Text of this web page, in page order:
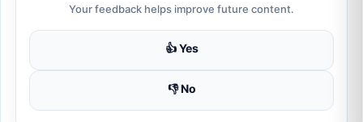
Your feedback helps improve future content.
👍 Yes
👎 No